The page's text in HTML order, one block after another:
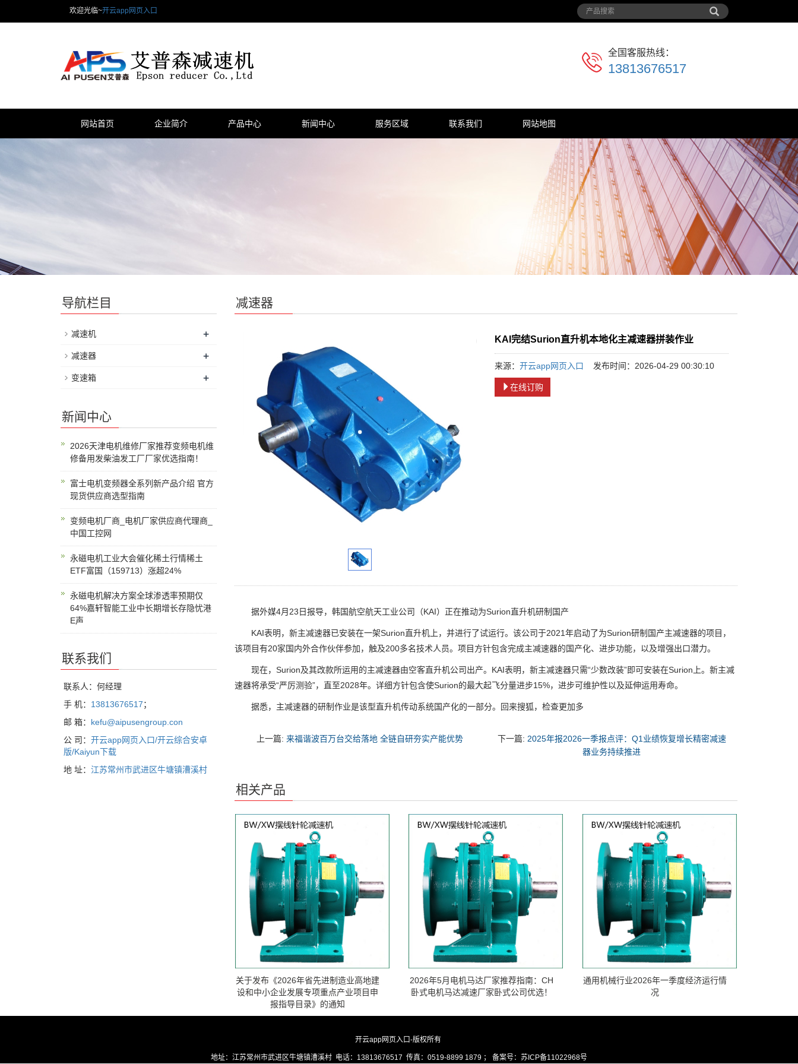
欢迎光临~开云app网页入口
全国客服热线：
13813676517
网站首页 企业简介 产品中心 新闻中心 服务区域 联系我们 网站地图
减速器
KAI完结Surion直升机本地化主减速器拼装作业
来源：开云app网页入口 发布时间：2026-04-29 00:30:10
在线订购
据外媒4月23日报导，韩国航空航天工业公司（KAI）正在推动为Surion直升机研制国产
KAI表明，新主减速器已安装在一架Surion直升机上，并进行了试运行。该公司于2021年启动了为Surion研制国产主减速器的项目，
该项目有20家国内外合作伙伴参加，触及200多名技术人员。项目方针包含完成主减速器的国产化、进步功能，以及增强出口潜力。
现在，Surion及其改款所运用的主减速器由空客直升机公司出产。KAI表明，新主减速器只需“少数改装”即可安装在Surion上。新主减
速器将承受“严厉测验”，直至2028年。详细方针包含使Surion的最大起飞分量进步15%，进步可维护性以及延伸运用寿命。
据悉，主减速器的研制作业是该型直升机传动系统国产化的一部分。回来搜狐，检查更加多
上一篇:来福谐波百万台交给落地 全链自研夯实产能优势 下一篇: 2025年报2026一季报点评：Q1业绩恢复增长精密减速
器业务持续推进
相关产品
关于发布《2026年省先进制造业高地建
设和中小企业发展专项重点产业项目申
报指导目录》的通知
2026年5月电机马达厂家推荐指南：CH
卧式电机马达减速厂家卧式公司优选！
通用机械行业2026年一季度经济运行情
况
导航栏目
减速机 +
减速器 +
变速箱 +
新闻中心
2026天津电机维修厂家推荐变频电机维
修备用发柴油发工厂厂家优选指南！
富士电机变频器全系列新产品介绍 官方
现货供应商选型指南
变频电机厂商_电机厂家供应商代理商_
中国工控网
永磁电机工业大会催化稀土行情稀土
ETF富国（159713）涨超24%
永磁电机解决方案全球渗透率预期仅
64%嘉轩智能工业中长期增长存隐忧港
E声
联系我们
联系人：何经理
手 机： 13813676517；
邮 箱： kefu@aipusengroup.con
公 司： 开云app网页入口/开云综合安卓
版/Kaiyun下载
地 址： 江苏常州市武进区牛塘镇漕溪村
开云app网页入口-版权所有
地址： 江苏常州市武进区牛塘镇漕溪村 电话： 13813676517 传真： 0519-8899 1879 ； 备案号： 苏ICP备11022968号